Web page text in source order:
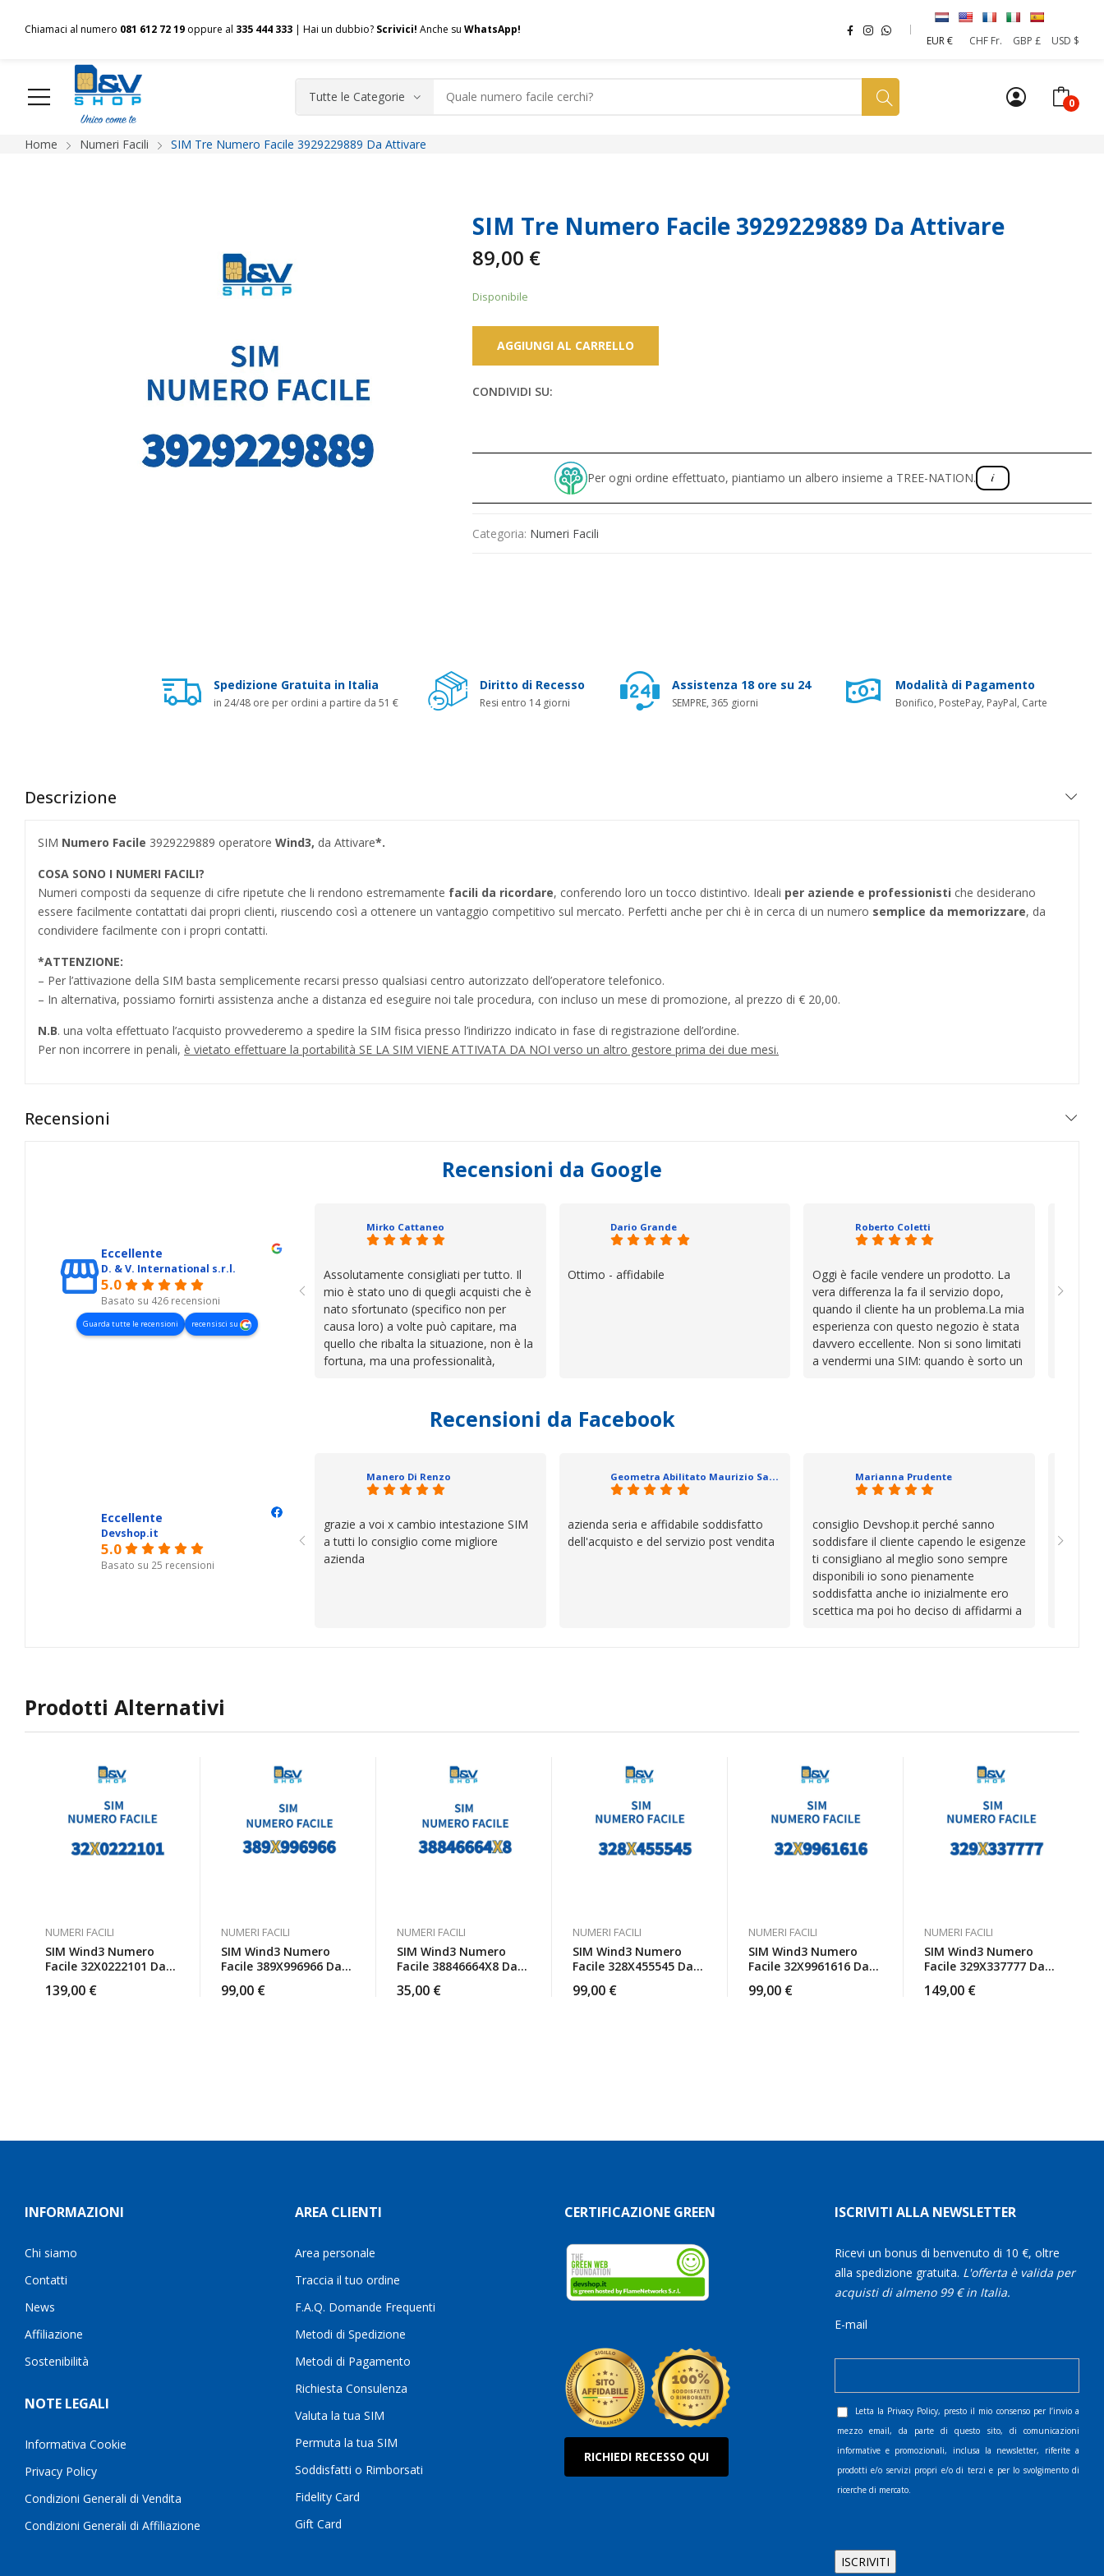
Chiamaci al numero 081 612 72 19 oppure al 335 444 333 | Hai un dubbio? Scrivici! Anche su WhatsApp!
EUR €
CHF Fr. GBP £ USD $
0
HOME Chi siamo Shop Spedizioni Pagamenti F.A.Q. Contatti
Home Numeri Facili SIM Tre Numero Facile 3929229889 Da Attivare
SIM Tre Numero Facile 3929229889 Da Attivare
89,00 €
Disponibile
AGGIUNGI AL CARRELLO
CONDIVIDI SU:
Per ogni ordine effettuato, piantiamo un albero insieme a TREE-NATION.
Categoria: Numeri Facili
Spedizione Gratuita in Italia
in 24/48 ore per ordini a partire da 51 €
Diritto di Recesso
Resi entro 14 giorni
Assistenza 18 ore su 24
SEMPRE, 365 giorni
Modalità di Pagamento
Bonifico, PostePay, PayPal, Carte
Descrizione
SIM Numero Facile 3929229889 operatore Wind3, da Attivare*.
COSA SONO I NUMERI FACILI?
Numeri composti da sequenze di cifre ripetute che li rendono estremamente facili da ricordare, conferendo loro un tocco distintivo. Ideali per aziende e professionisti che desiderano
essere facilmente contattati dai propri clienti, riuscendo così a ottenere un vantaggio competitivo sul mercato. Perfetti anche per chi è in cerca di un numero semplice da memorizzare, da
condividere facilmente con i propri contatti.
*ATTENZIONE:
– Per l’attivazione della SIM basta semplicemente recarsi presso qualsiasi centro autorizzato dell’operatore telefonico.
– In alternativa, possiamo fornirti assistenza anche a distanza ed eseguire noi tale procedura, con incluso un mese di promozione, al prezzo di € 20,00.
N.B. una volta effettuato l’acquisto provvederemo a spedire la SIM fisica presso l’indirizzo indicato in fase di registrazione dell’ordine.
Per non incorrere in penali, è vietato effettuare la portabilità SE LA SIM VIENE ATTIVATA DA NOI verso un altro gestore prima dei due mesi.
Recensioni
Recensioni da Google
Eccellente
D. & V. International s.r.l.
5.0
Basato su 426 recensioni
Guarda tutte le recensioni recensisci su
Mirko Cattaneo
Assolutamente consigliati per tutto. Il
mio è stato uno di quegli acquisti che è
nato sfortunato (specifico non per
causa loro) a volte può capitare, ma
quello che ribalta la situazione, non è la
fortuna, ma una professionalità,
cose. Be', io qui è proprio quello che ho
trovato, un atteggiamento che va oltre
se avete bisogno siete in ottime mani.
Dario Grande
Ottimo - affidabile
Roberto Coletti
Oggi è facile vendere un prodotto. La
vera differenza la fa il servizio dopo,
quando il cliente ha un problema.La mia
esperienza con questo negozio è stata
davvero eccellente. Non si sono limitati
a vendermi una SIM: quando è sorto un
trascurata, trovare persone che si
prendono il tempo di aiutarti fa davvero
la differenza.Per questo motivo li
consiglio senza alcuna esitazione.
Complimenti per la serietà, la
competenza e, soprattutto, per
l’attenzione che dedicate ai vostri clienti.
Continuate così! Roberto Olanda
sono
Recensioni da Facebook
Eccellente
Devshop.it
5.0
Basato su 25 recensioni
Manero Di Renzo
grazie a voi x cambio intestazione SIM
a tutti lo consiglio come migliore
azienda
Geometra Abilitato Maurizio Sammartano
azienda seria e affidabile soddisfatto
dell'acquisto e del servizio post vendita
Marianna Prudente
consiglio Devshop.it perché sanno
soddisfare il cliente capendo le esigenze
ti consigliano al meglio sono sempre
disponibili io sono pienamente
soddisfatta anche io inizialmente ero
scettica ma poi ho deciso di affidarmi a
cambio
Prodotti Alternativi
NUMERI FACILI
SIM Wind3 Numero
Facile 32X0222101 Da
139,00 €
NUMERI FACILI
SIM Wind3 Numero
Facile 389X996966 Da
99,00 €
NUMERI FACILI
SIM Wind3 Numero
Facile 38846664X8 Da
35,00 €
NUMERI FACILI
SIM Wind3 Numero
Facile 328X455545 Da
99,00 €
NUMERI FACILI
SIM Wind3 Numero
Facile 32X9961616 Da
99,00 €
NUMERI FACILI
SIM Wind3 Numero
Facile 329X337777 Da
149,00 €
INFORMAZIONI
Chi siamo
Contatti
News
Affiliazione
Sostenibilità
NOTE LEGALI
Informativa Cookie
Privacy Policy
Condizioni Generali di Vendita
Condizioni Generali di Affiliazione
AREA CLIENTI
Area personale
Traccia il tuo ordine
F.A.Q. Domande Frequenti
Metodi di Spedizione
Metodi di Pagamento
Richiesta Consulenza
Valuta la tua SIM
Permuta la tua SIM
Soddisfatti o Rimborsati
Fidelity Card
Gift Card
CERTIFICAZIONE GREEN
RICHIEDI RECESSO QUI
ISCRIVITI ALLA NEWSLETTER
Ricevi un bonus di benvenuto di 10 €, oltre
alla spedizione gratuita. L'offerta è valida per
acquisti di almeno 99 € in Italia.
E-mail
Letta la Privacy Policy, presto il mio consenso per l’invio a
mezzo email, da parte di questo sito, di comunicazioni
informative e promozionali, inclusa la newsletter, riferite a
prodotti e/o servizi propri e/o di terzi e per lo svolgimento di
ricerche di mercato.